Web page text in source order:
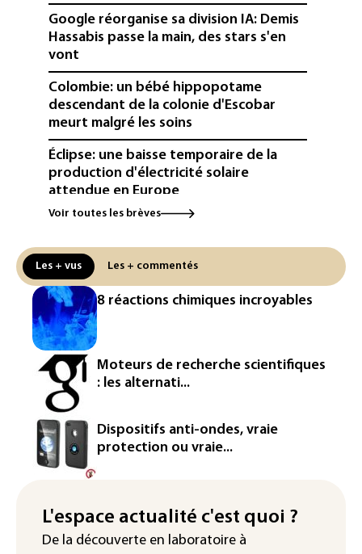
Google réorganise sa division IA: Demis
Hassabis passe la main, des stars s'en
vont
Colombie: un bébé hippopotame
descendant de la colonie d'Escobar
meurt malgré les soins
Éclipse: une baisse temporaire de la
production d'électricité solaire
attendue en Europe
L'Autriche bat son record absolu de
Inde : Meta sommé de s'excuser après
le retrait d'une vidéo de Modi
La défense, voie de diversification pour
un secteur automobile à la peine
France : prison avec sursis et
"bannissement numérique" pour deux
streamers jugés pour des violences et
humiliations en ligne
IA : Mythos 5 d'Anthropic crée de
fausses identités lors d'un test au
Sri Lanka : interdiction d'accès à des
sites majeurs de jeux en ligne
Voir toutes les brèves
Les + vus Les + commentés
8 réactions chimiques incroyables
Moteurs de recherche scientifiques
: les alternati...
Dispositifs anti-ondes, vraie
protection ou vraie...
L'espace actualité c'est quoi ?
De la découverte en laboratoire à